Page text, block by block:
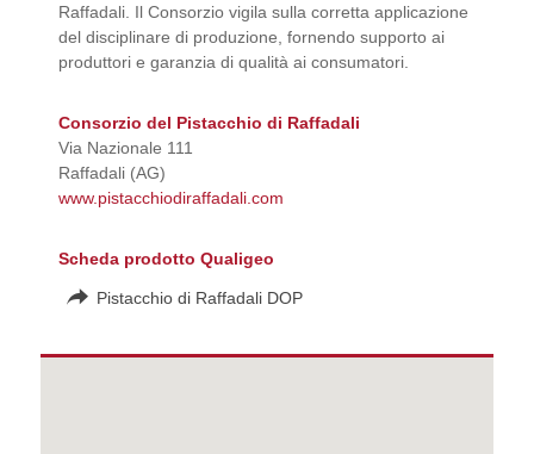
Raffadali. Il Consorzio vigila sulla corretta applicazione
del disciplinare di produzione, fornendo supporto ai
produttori e garanzia di qualità ai consumatori.
Consorzio del Pistacchio di Raffadali
Via Nazionale 111
Raffadali (AG)
www.pistacchiodiraffadali.com
Scheda prodotto Qualigeo
Pistacchio di Raffadali DOP